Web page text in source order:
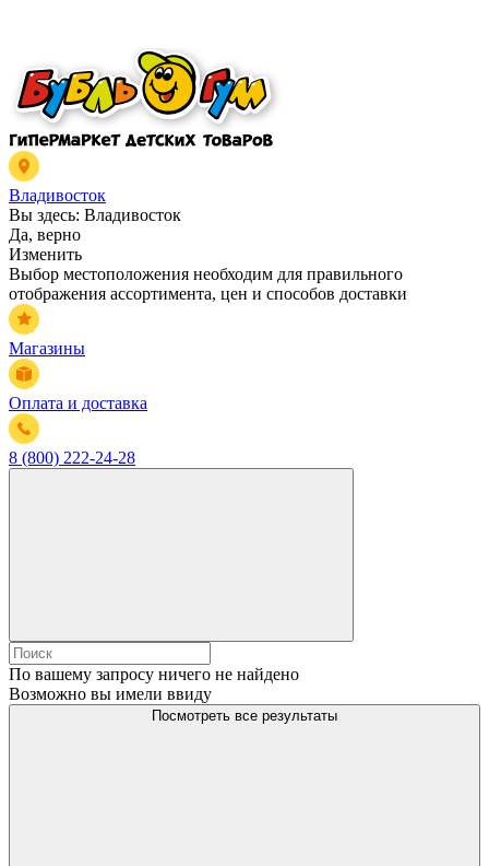
Владивосток
Вы здесь: Владивосток
Да, верно
Изменить
Выбор местоположения необходим для правильного
отображения ассортимента, цен и способов доставки
Магазины
Оплата и доставка
8 (800) 222-24-28
По вашему запросу ничего не найдено
Возможно вы имели ввиду
Посмотреть все результаты